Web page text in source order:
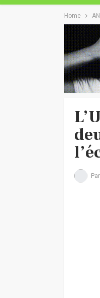
Home
Par